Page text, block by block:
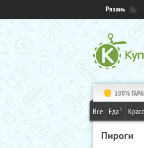
Рязань
100%
Все Еда 6
Пироги